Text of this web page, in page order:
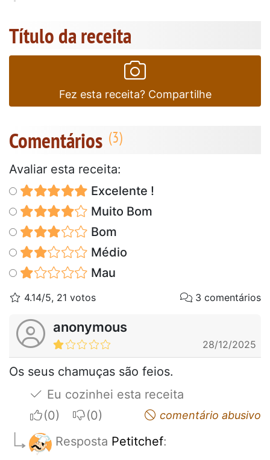
Título da receita
Fez esta receita? Compartilhe
Comentários
Avaliar esta receita:
Excelente !
Muito Bom
Bom
Médio
Mau
4.14/5, 21 votos 3 comentários
anonymous
28/12/2025
Os seus chamuças são feios.
Eu cozinhei esta receita
I apreciateI do not appreciatecomentário abusivo
Resposta Petitchef: